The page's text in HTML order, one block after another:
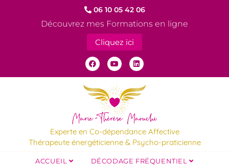
06 10 05 42 06
Découvrez mes Formations en ligne
Cliquez ici
Experte en Co-dépendance Affective
Thérapeute énergéticienne & Psycho-praticienne
ACCUEIL DÉCODAGE FRÉQUENTIEL